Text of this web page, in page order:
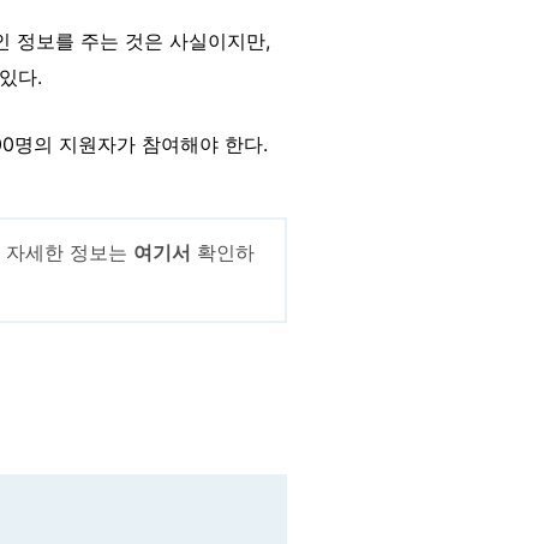
정보를 주는 것은 사실이지만,
다.
명의 지원자가 참여해야 한다.
세한 정보는 여기서 확인하